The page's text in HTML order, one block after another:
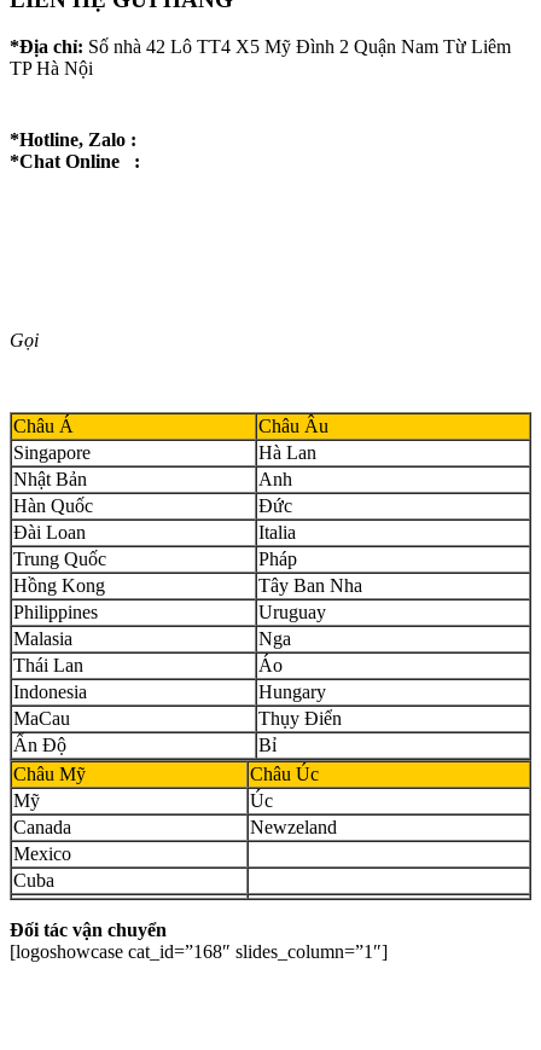
*Địa chỉ: Số nhà 42 Lô TT4 X5 Mỹ Đình 2 Quận Nam Từ Liêm
TP Hà Nội
*Hotline, Zalo :
*Chat Online :
Gọi
Châu Á
Châu Âu
Singapore
Hà Lan
Nhật Bản
Anh
Hàn Quốc
Đức
Đài Loan
Italia
Trung Quốc
Pháp
Hồng Kong
Tây Ban Nha
Philippines
Uruguay
Malasia
Nga
Thái Lan
Áo
Indonesia
Hungary
MaCau
Thụy Điển
Ấn Độ
Bỉ
Châu Mỹ
Châu Úc
Mỹ
Úc
Canada
Newzeland
Mexico
Cuba
Đối tác vận chuyển
[logoshowcase cat_id=”168″ slides_column=”1″]